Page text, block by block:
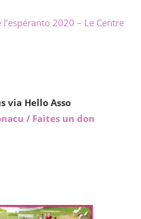
l’espéranto 2020 – Le Centre
via Hello Asso
/ Faites un don